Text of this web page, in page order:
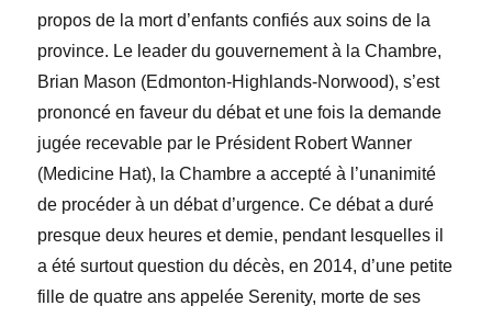
propos de la mort d’enfants confiés aux soins de la
province. Le leader du gouvernement à la Chambre,
Brian Mason (Edmonton-Highlands-Norwood), s’est
prononcé en faveur du débat et une fois la demande
jugée recevable par le Président Robert Wanner
(Medicine Hat), la Chambre a accepté à l’unanimité
de procéder à un débat d’urgence. Ce débat a duré
presque deux heures et demie, pendant lesquelles il
a été surtout question du décès, en 2014, d’une petite
fille de quatre ans appelée Serenity, morte de ses